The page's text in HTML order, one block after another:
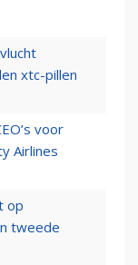
xtc-pillen
voor
Airlines
op
tweede